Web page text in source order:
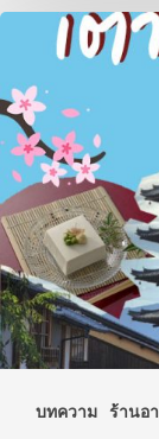
บทความ ร้านอ